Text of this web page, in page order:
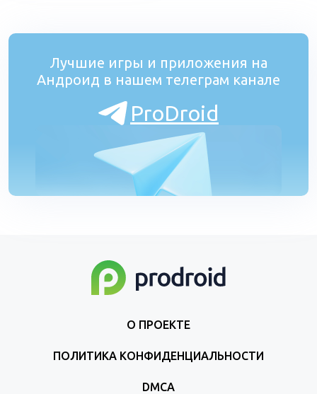
Лучшие игры и приложения на
Андроид в нашем телеграм канале
ProDroid
О ПРОЕКТЕ
ПОЛИТИКА КОНФИДЕНЦИАЛЬНОСТИ
DMCA